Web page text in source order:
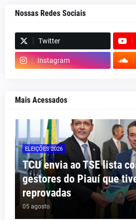
Nossas Redes Sociais
Twitter
Instagram
Mais Acessados
ELEIÇÕES 2026
TCU envia ao TSE lista
gestores do Piauí que
reprovadas
05 agosto